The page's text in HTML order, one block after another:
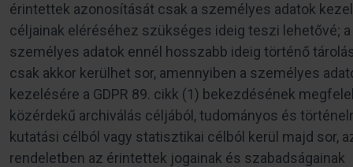
érintettek azonosítását csak a személyes adatok
céljainak eléréséhez szükséges ideig teszi lehetővé; a
személyes adatok ennél hosszabb ideig történő
csak akkor kerülhet sor, amennyiben a személyes
kezelésére a GDPR 89. cikk (1) bekezdésének
közérdekű archiválás céljából, tudományos és
kutatási célból vagy statisztikai célból kerül majd sor,
rendeletben az érintettek jogainak és szabadságainak